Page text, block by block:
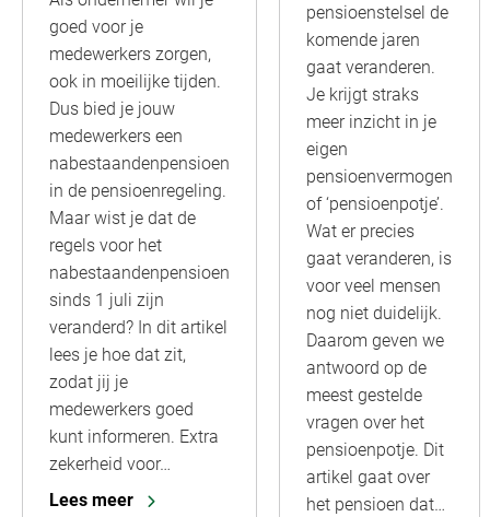
goed voor je
medewerkers zorgen,
ook in moeilijke tijden.
Dus bied je jouw
medewerkers een
nabestaandenpensioen
in de pensioenregeling.
Maar wist je dat de
regels voor het
nabestaandenpensioen
sinds 1 juli zijn
veranderd? In dit artikel
lees je hoe dat zit,
zodat jij je
medewerkers goed
kunt informeren. Extra
zekerheid voor…
Lees meer
pensioenstelsel de
komende jaren
gaat veranderen.
Je krijgt straks
meer inzicht in je
eigen
pensioenvermogen
of ‘pensioenpotje’.
Wat er precies
gaat veranderen, is
voor veel mensen
nog niet duidelijk.
Daarom geven we
antwoord op de
meest gestelde
vragen over het
pensioenpotje. Dit
artikel gaat over
het pensioen dat…